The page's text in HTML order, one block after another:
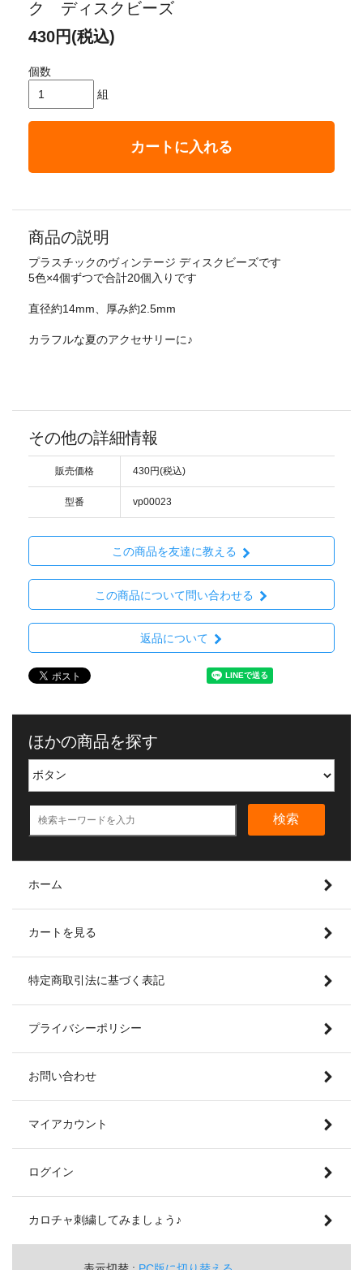
ク ディスクビーズ
430円(税込)
個数
組
カートに入れる
商品の説明
プラスチックのヴィンテージ ディスクビーズです
5色×4個ずつで合計20個入りです
直径約14mm、厚み約2.5mm
カラフルな夏のアクセサリーに♪
その他の詳細情報
販売価格 430円(税込)
型番 vp00023
この商品を友達に教える
この商品について問い合わせる
返品について
ほかの商品を探す
検索
ホーム
カートを見る
特定商取引法に基づく表記
プライバシーポリシー
お問い合わせ
マイアカウント
ログイン
カロチャ刺繍してみましょう♪